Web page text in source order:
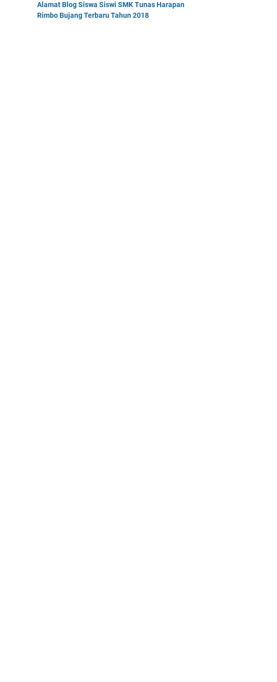
Alamat Blog Siswa Siswi SMK Tunas Harapan
Rimbo Bujang Terbaru Tahun 2018